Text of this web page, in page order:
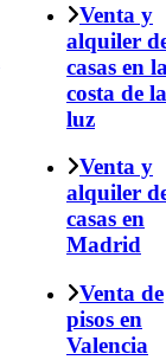
Venta y
alquiler
casas en
costa de la
luz
Venta y
alquiler
casas en
Madrid
Venta de
pisos en
Valencia